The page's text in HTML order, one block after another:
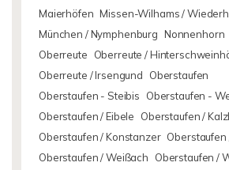
Maierhöfen Missen-Wilhams /
München / Nymphenburg Nonnenhorn
Oberreute
Oberreute /
Oberreute / Irsengund
Oberstaufen
Oberstaufen - Steibis
Oberstaufen -
Oberstaufen / Eibele
Oberstaufen /
Oberstaufen / Konstanzer Oberstaufen
Oberstaufen / Weißach
Oberstaufen /